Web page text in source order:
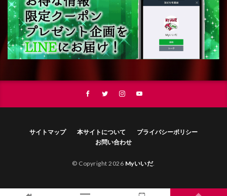
サイトマップ 本サイトについて
プライバシーポリシー
お問い合わせ
© Copyright 2026 Myいいだ.